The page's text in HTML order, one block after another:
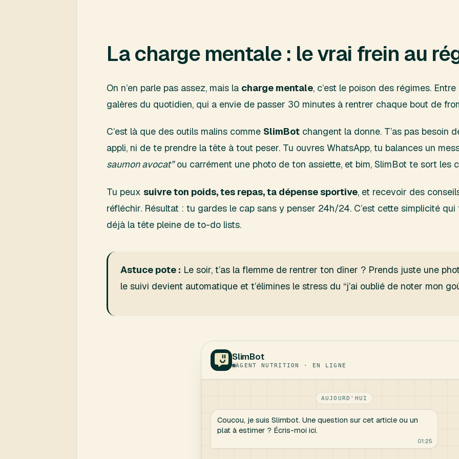
La charge mentale : le vrai frein au
On n’en parle pas assez, mais la charge mentale, c’est le poison des régimes.
galères du quotidien, qui a envie de passer 30 minutes à rentrer chaque bout de
C’est là que des outils malins comme SlimBot changent la donne. T’as pas besoin
appli, ni de te prendre la tête à tout peser. Tu ouvres WhatsApp, tu balances un
saumon avocat”ou carrément une photo de ton assiette, et bim, SlimBot te sort les
Tu peuxsuivre ton poids, tes repas, ta dépense sportive, et recevoir des
réfléchir. Résultat : tu gardes le cap sans y penser 24h/24. C’est cette simplicité
déjà la tête pleine de to-do lists.
Astuce pote : Le soir, t’as la flemme de rentrer ton dîner ? Prends juste une
le suivi devient automatique et t’élimines le stress du “j’ai oublié de noter mon